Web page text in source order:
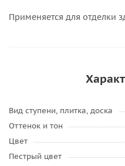
Применяется для отделки
Вид ступени, плитка, доска
Оттенок и тон
Цвет
Пестрый цвет